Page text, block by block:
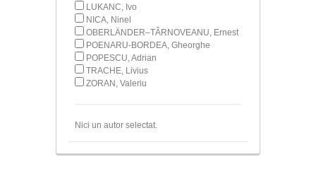
LUKANC, Ivo
NICA, Ninel
OBERLÄNDER–TÂRNOVEANU, Ernest
POENARU-BORDEA, Gheorghe
POPESCU, Adrian
TRACHE, Livius
ZORAN, Valeriu
Nici un autor selectat.